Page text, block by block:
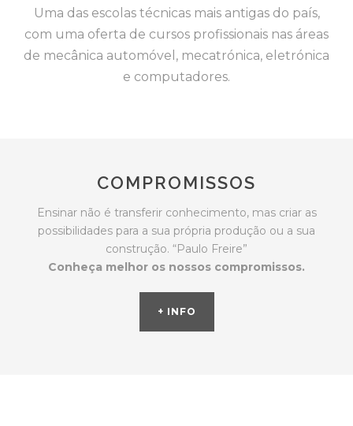
Uma das escolas técnicas mais antigas do país,
com uma oferta de cursos profissionais nas áreas
de mecânica automóvel, mecatrónica, eletrónica
e computadores.
COMPROMISSOS
Ensinar não é transferir conhecimento, mas criar as
possibilidades para a sua própria produção ou a sua
construção. “Paulo Freire”
Conheça melhor os nossos compromissos.
+ INFO